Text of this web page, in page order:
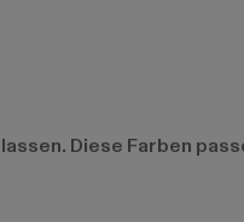
Diese Farben